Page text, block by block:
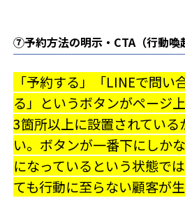
⑦予約方法の明示・CTA（行動喚
「予約する」「LINEで問い
る」というボタンがページ
3箇所以上に設置されている
い。ボタンが一番下にしか
になっているという状態で
ても行動に至らない顧客が生